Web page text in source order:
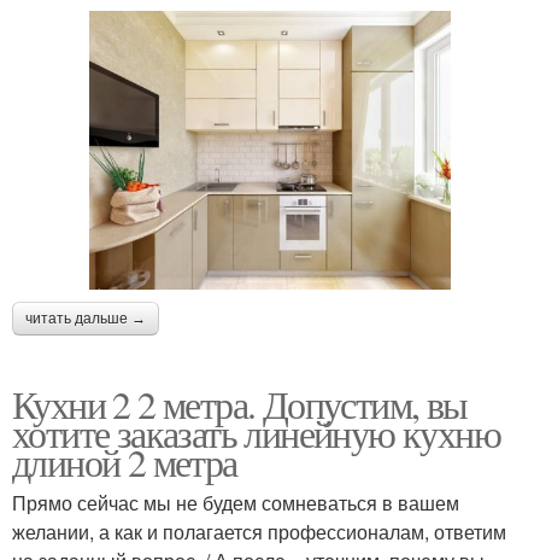
читать дальше →
Кухни 2 2 метра. Допустим, вы
хотите заказать линейную кухню
длиной 2 метра
Прямо сейчас мы не будем сомневаться в вашем
желании, а как и полагается профессионалам, ответим